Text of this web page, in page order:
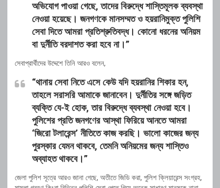
অভিযোগ পাওয়া গেছে, তাদের বিরুদ্ধে শাস্তিমূলক ব্যবস্থা
নেওয়া হয়েছে। জনগণকে মানসম্মত ও হয়রানিমুক্ত পুলিশি
সেবা দিতে আমরা প্রতিশ্রুতিবদ্ধ। কোনো ধরনের অনিয়ম
বা দুর্নীতি বরদাশত করা হবে না।”
সেবাপ্রার্থীদের উদ্দেশে তিনি আরও বলেন,
“থানায় সেবা নিতে এসে কেউ যদি হয়রানির শিকার হন,
তাহলে সরাসরি আমাকে জানাবেন। দুর্নীতির সঙ্গে জড়িত
ব্যক্তি যে-ই হোক, তার বিরুদ্ধে ব্যবস্থা নেওয়া হবে।
পুলিশের প্রতি জনগণের আস্থা ফিরিয়ে আনতে আমরা
‘জিরো টলারেন্স’ নীতিতে কাজ করছি। ভালো কাজের জন্য
পুরস্কার যেমন থাকবে, তেমনি অনিয়মের জন্য শাস্তিও
অব্যাহত থাকবে।”
জেলা পুলিশ সূত্রে আরও জানা গেছে, অতীতে জিডি করা, পুলিশ ক্লিয়ারেন্স সংগ্রহ,